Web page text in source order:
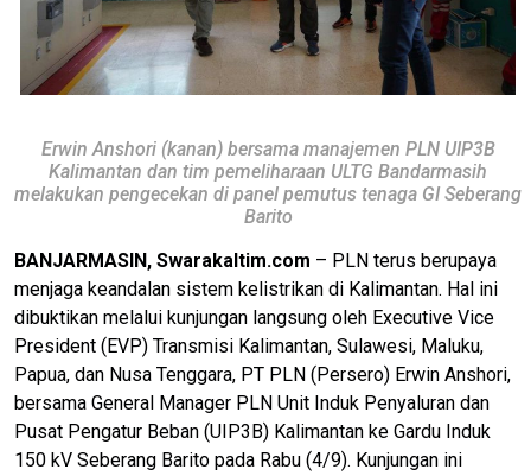
Erwin Anshori (kanan) bersama manajemen PLN UIP3B
Kalimantan dan tim pemeliharaan ULTG Bandarmasih
melakukan pengecekan di panel pemutus tenaga GI Seberang
Barito
BANJARMASIN, Swarakaltim.com – PLN terus berupaya
menjaga keandalan sistem kelistrikan di Kalimantan. Hal ini
dibuktikan melalui kunjungan langsung oleh Executive Vice
President (EVP) Transmisi Kalimantan, Sulawesi, Maluku,
Papua, dan Nusa Tenggara, PT PLN (Persero) Erwin Anshori,
bersama General Manager PLN Unit Induk Penyaluran dan
Pusat Pengatur Beban (UIP3B) Kalimantan ke Gardu Induk
150 kV Seberang Barito pada Rabu (4/9). Kunjungan ini